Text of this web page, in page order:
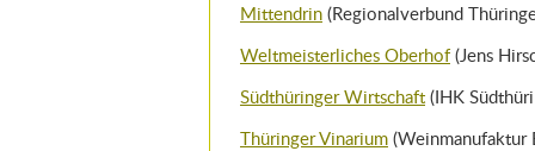
Mittendrin (Regionalverbund
Weltmeisterliches Oberhof (Jens
Südthüringer Wirtschaft (IHK
Thüringer Vinarium (Weinmanufaktur